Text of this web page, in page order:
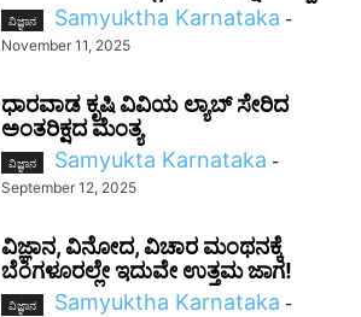
ವಿಜ್ಞಾನ Samyuktha Karnataka -
November 11, 2025
ಧಾರವಾಡ ಕೃಷಿ ವಿವಿಯ ಲ್ಯಾಬ್ ಸೇರಿದ
ಅಂತರಿಕ್ಷದ ಮೆಂತ್ಯ
ವಿಜ್ಞಾನ Samyukta Karnataka -
September 12, 2025
ವಿಜ್ಞಾನ, ವಿನೋದ, ವಿಚಾರ ಮಂಥನಕ್ಕೆ
ಬೆಂಗಳೂರಲ್ಲೇ ಇದುವೇ ಉತ್ತಮ ಜಾಗ!
ವಿಜ್ಞಾನ Samyuktha Karnataka -